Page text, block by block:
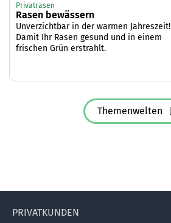
Privatrasen
Rasen bewässern
Unverzichtbar in der warmen Jahreszeit!
Damit Ihr Rasen gesund und in einem
frischen Grün erstrahlt.
Themenwelten
PRIVATKUNDEN